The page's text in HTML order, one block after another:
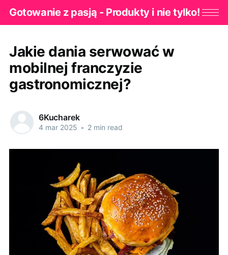
Gotowanie z pasją - Produkty i nie tylko!
Jakie dania serwować w
mobilnej franczyzie
gastronomicznej?
6Kucharek
4 mar 2025 • 2 min read